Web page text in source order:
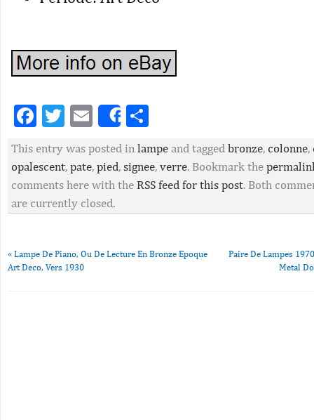
Facebook
Twitter
EmailShare
This entry was posted in lampe and tagged bronze, colonne,
opalescent, pate, pied, signee, verre. Bookmark the
comments here with the RSS feed for this post. Both
are currently closed.
« Lampe De Piano, Ou De Lecture En Bronze Epoque
Art Deco, Vers 1930
Paire De Lampes
Metal